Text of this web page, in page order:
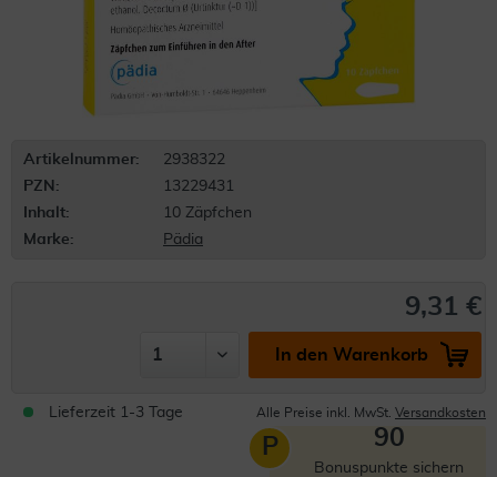
Artikelnummer:
2938322
PZN:
13229431
Inhalt:
10 Zäpfchen
Marke:
Pädia
9,31 €
In den Warenkorb
Lieferzeit 1-3 Tage Alle Preise inkl. MwSt. Versandkosten
P 90
Bonuspunkte sichern